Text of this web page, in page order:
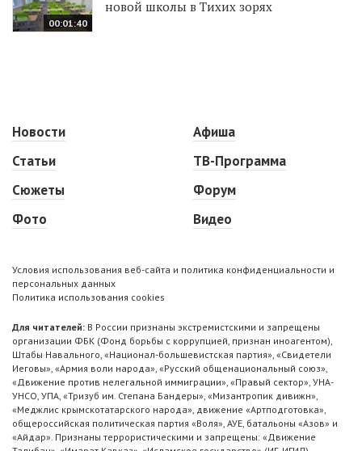
00:01:40
новой школы в Тихих зорях
Новости
Статьи
Сюжеты
Фото
Афиша
ТВ-Программа
Форум
Видео
Условия использования веб-сайта и политика конфиденциальности и
персональных данных
Политика использования cookies
Для читателей: В России признаны экстремистскими и запрещены
организации ФБК (Фонд борьбы с коррупцией, признан иноагентом),
Штабы Навального, «Национал-большевистская партия», «Свидетели
Иеговы», «Армия воли народа», «Русский общенациональный союз»,
«Движение против нелегальной иммиграции», «Правый сектор», УНА-
УНСО, УПА, «Тризуб им. Степана Бандеры», «Мизантропик дивижн»,
«Меджлис крымскотатарского народа», движение «Артподготовка»,
общероссийская политическая партия «Воля», АУЕ, батальоны «Азов» и
«Айдар». Признаны террористическими и запрещены: «Движение